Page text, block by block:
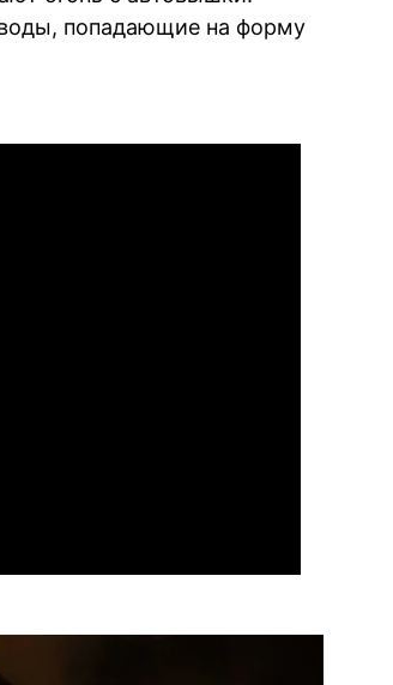
попадающие на форму